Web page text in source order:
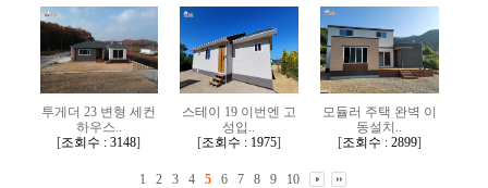
견적요청
투게더 23 변형 세컨
하우스..
[조회수 : 3148]
스테이 19 이번엔 고
성입..
[조회수 : 1975]
모듈러 주택 완벽 이
동설치..
[조회수 : 2899]
1 2 3 4 5 6 7 8 9 10